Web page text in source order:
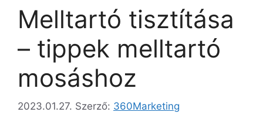
Melltartó tisztítása
– tippek melltartó
mosáshoz
2023.01.27. Szerző: 360Marketing